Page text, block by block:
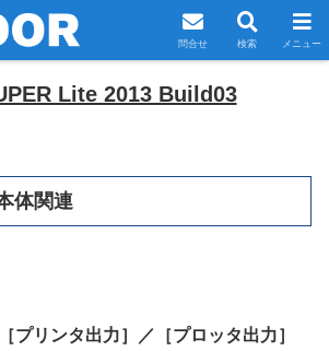
Lite 2013 Build03
体関連
プリンタ出力］／［プロッタ出力］
問合せ 検索 メニュー